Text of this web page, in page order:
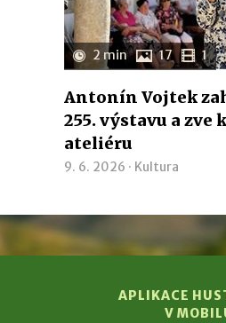
2 min 17 1
Antonín Vojtek
255. výstavu a zve
ateliéru
9. 6. 2026 · Kultura
APLIKACE
V